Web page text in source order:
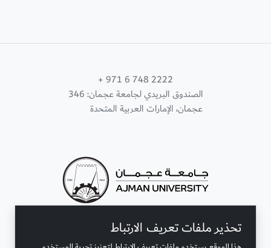
تحذير ملفات تعريف الارتباط
+ 971 6 748 2222
الصندوق البريدي لجامعة عجمان: 346
عجمان، الإمارات العربية المتحدة
تواصل معنا